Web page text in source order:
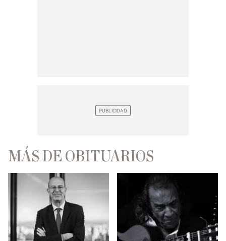
MÁS DE OBITUARIOS